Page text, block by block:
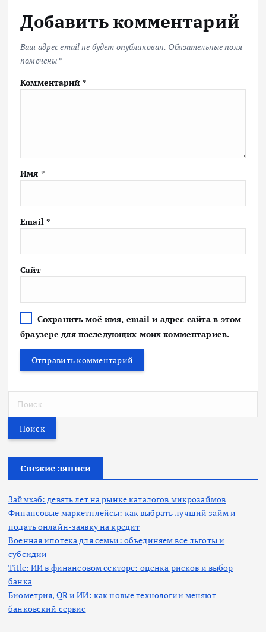
Добавить комментарий
Ваш адрес email не будет опубликован. Обязательные поля
помечены *
Комментарий *
Имя *
Email *
Сайт
Сохранить моё имя, email и адрес сайта в этом
браузере для последующих моих комментариев.
т
Свежие записи
Займхаб: девять лет на рынке каталогов микрозаймов
Финансовые маркетплейсы: как выбрать лучший займ и
подать онлайн-заявку на кредит
Военная ипотека для семьи: объединяем все льготы и
субсидии
Title: ИИ в финансовом секторе: оценка рисков и выбор
банка
Биометрия, QR и ИИ: как новые технологии меняют
банковский сервис